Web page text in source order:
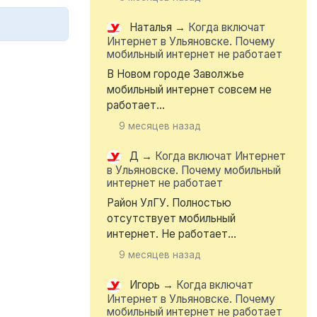
Наталья → Когда включат
Интернет в Ульяновске. Почему
мобильный интернет не работает
В Новом городе Заволжье
мобильный интернет совсем не
работает...
9 месяцев назад
Д → Когда включат Интернет
в Ульяновске. Почему мобильный
интернет не работает
Район УлГУ. Полностью
отсутствует мобильный
интернет. Не работает...
9 месяцев назад
Игорь → Когда включат
Интернет в Ульяновске. Почему
мобильный интернет не работает